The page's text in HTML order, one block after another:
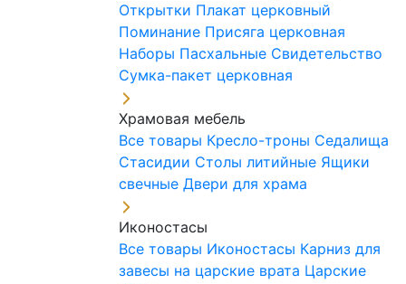
Открытки Плакат церковный
Поминание Присяга церковная
Наборы Пасхальные Свидетельство
Сумка-пакет церковная
Храмовая мебель
Все товары Кресло-троны Седалища
Стасидии Столы литийные Ящики
свечные Двери для храма
Иконостасы
Все товары Иконостасы Карниз для
завесы на царские врата Царские